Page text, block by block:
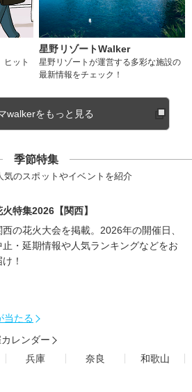
ヒット
星野リゾートWalker
星野リゾートが運営する多彩な施設の
最新情報をチェック！
walkerをもっと見る
季節特集
気のスポットやイベントを紹介
火特集2026【関西】
西の花火大会を掲載。2026年の開催日、
止・延期情報や人気ランキングなどをお
け！
当たる
レンダー
兵庫 奈良
和歌山